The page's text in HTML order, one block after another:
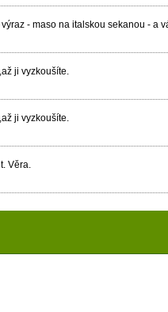
- maso na italskou sekanou - a
ji vyzkoušíte.
ji vyzkoušíte.
Věra.